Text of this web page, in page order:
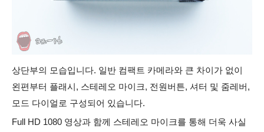
상단부의 모습입니다. 일반 컴팩트 카메라와 큰 차이가 없이
왼편부터 플래시, 스테레오 마이크, 전원버튼, 셔터 및 줌레버,
모드 다이얼로 구성되어 있습니다.
Full HD 1080 영상과 함께 스테레오 마이크를 통해 더욱 사실